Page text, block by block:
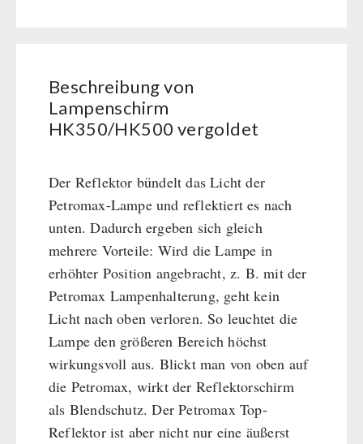
Armee-Material / Sicherheit
Bücher / Geschenkgutscheine
kingnature-Vitalstoffe
BEHÖRDEN / GRUPPENVERSORGUNG
Trinkwasser
Frühstück
Suppen
Hauptmahlzeiten
Dessert
Ergänzungs-Pakete
Schutzraum-Ausrüstung
Beschreibung von
Lampenschirm
HK350/HK500 vergoldet
Der Reflektor bündelt das Licht der
Petromax-Lampe und reflektiert es nach
unten. Dadurch ergeben sich gleich
mehrere Vorteile: Wird die Lampe in
erhöhter Position angebracht, z. B. mit der
Petromax Lampenhalterung, geht kein
Licht nach oben verloren. So leuchtet die
Lampe den größeren Bereich höchst
wirkungsvoll aus. Blickt man von oben auf
die Petromax, wirkt der Reflektorschirm
als Blendschutz. Der Petromax Top-
Reflektor ist aber nicht nur eine äußerst